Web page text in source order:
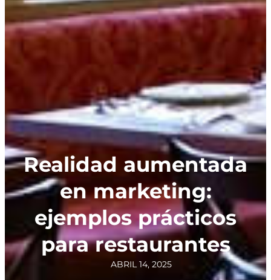
Realidad aumentada
en marketing:
ejemplos prácticos
para restaurantes
ABRIL 14, 2025